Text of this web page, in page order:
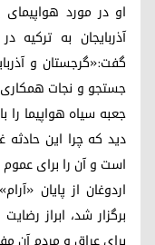
او در مورد
آذربایجان به ترکیه
گفت:«گرجستان و
جستجو و نجات
جعبه سیاه هواپیما را
است و آن را برای
برگزار شد، ابراز